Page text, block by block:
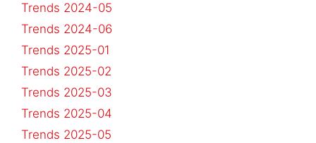
Trends 2024-05
Trends 2024-06
Trends 2025-01
Trends 2025-02
Trends 2025-03
Trends 2025-04
Trends 2025-05